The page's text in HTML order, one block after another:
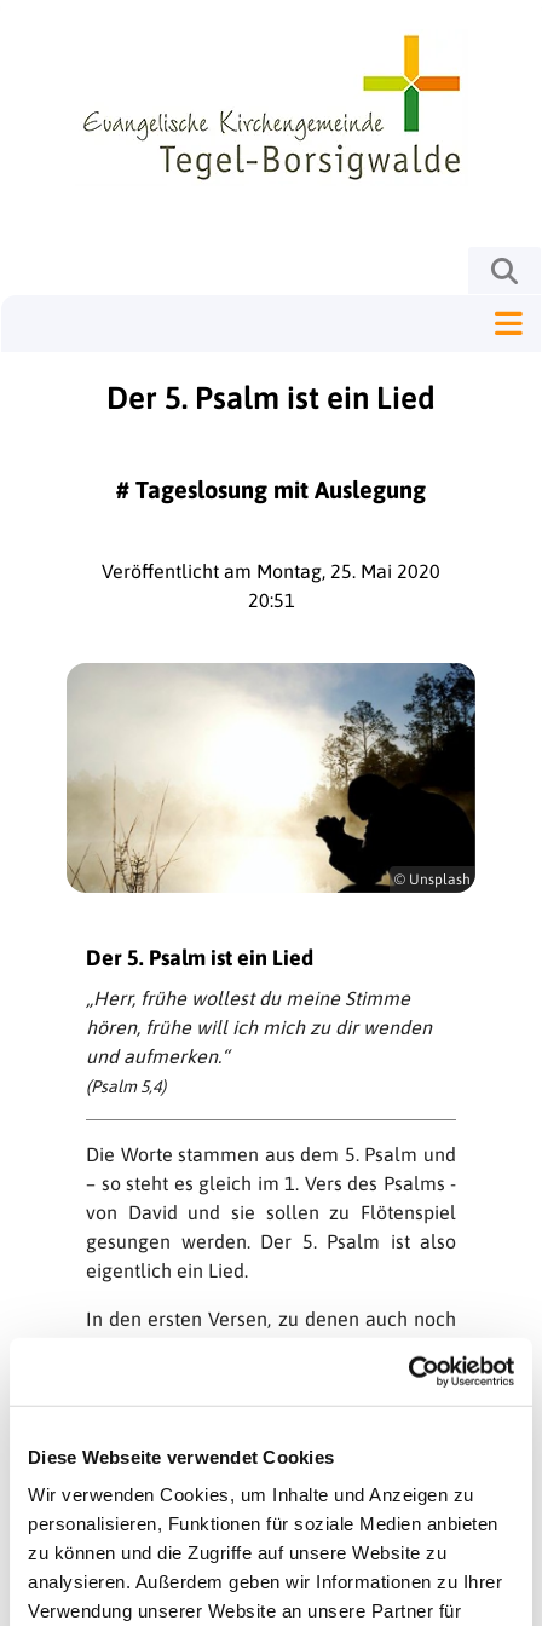
Diese Webseite verwendet Cookies
Wir verwenden Cookies, um Inhalte und Anzeigen zu
personalisieren, Funktionen für soziale Medien anbieten
zu können und die Zugriffe auf unsere Website zu
analysieren. Außerdem geben wir Informationen zu Ihrer
Verwendung unserer Website an unsere Partner für
Der 5. Psalm ist ein Lied
# Tageslosung mit Auslegung
Veröffentlicht am Montag, 25. Mai 2020
20:51
© Unsplash
Der 5. Psalm ist ein Lied
„Herr, frühe wollest du meine Stimme
hören, frühe will ich mich zu dir wenden
und aufmerken.“
(Psalm 5,4)
Die Worte stammen aus dem 5. Psalm und
– so steht es gleich im 1. Vers des Psalms -
von David und sie sollen zu Flötenspiel
gesungen werden. Der 5. Psalm ist also
eigentlich ein Lied.
In den ersten Versen, zu denen auch noch
Gott an: „HERR, höre meine Worte, merke
auf mein Seufzen! Vernimm mein
ich will zu dir beten. Herr, frühe wollest du
meine Stimme hören, frühe will ich mich
zu dir wenden und aufmerken.“
In den darauffolgenden Versen grenzt sich
David ab gegen Menschen, die „böse“ sind: